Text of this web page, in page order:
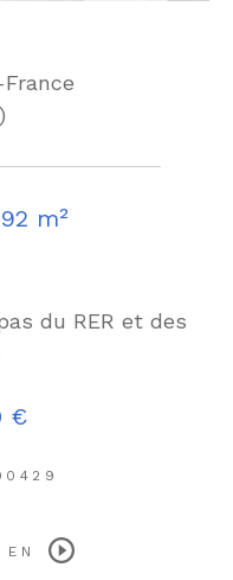
m²
du RER et des
€